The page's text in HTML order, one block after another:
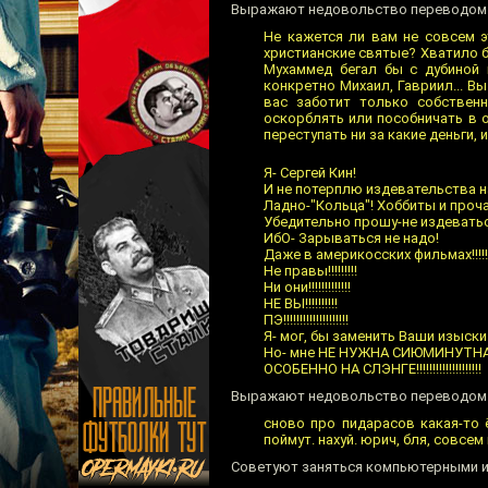
Выражают недовольство переводом
Не кажется ли вам не совсем
христианские святые? Хватило
Мухаммед бегал бы с
конкретно Михаил, Гавриил...
вас заботит только
оскорблять или пособничать
переступать ни за какие
Я- Сергей Кин!
И не потерплю издевательства
Ладно-"Кольца"! Хоббиты и
Убедительно прошу-не
ИбО- Зарываться не надо!
Даже в америкосских
Не правы!!!!!!!!!
Ни они!!!!!!!!!!!!!
НЕ ВЫ!!!!!!!!!!
ПЭ!!!!!!!!!!!!!!!!!!!!
Я- мог, бы заменить Ваши
Но- мне НЕ НУЖНА
ОСОБЕННО НА СЛЭНГЕ!!!!!!!!!!!!!!!!!!!!
Выражают недовольство
сново про пидарасов какая-
поймут. нахуй. юрич, бля,
Советуют заняться компьютерными